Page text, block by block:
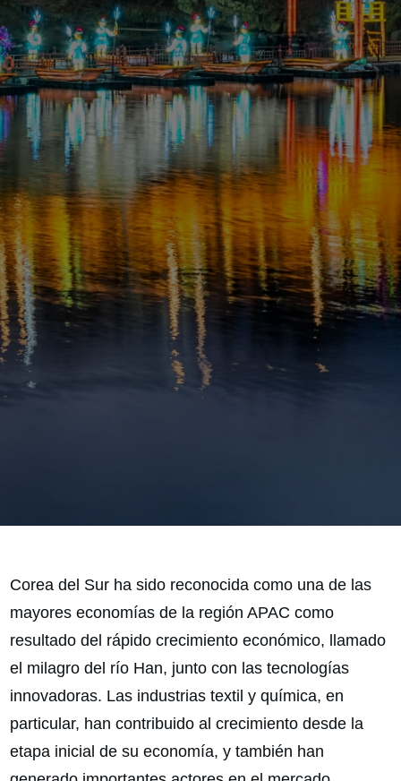
Corea del Sur ha sido reconocida como una de las
mayores economías de la región APAC como
resultado del rápido crecimiento económico, llamado
el milagro del río Han, junto con las tecnologías
innovadoras. Las industrias textil y química, en
particular, han contribuido al crecimiento desde la
etapa inicial de su economía, y también han